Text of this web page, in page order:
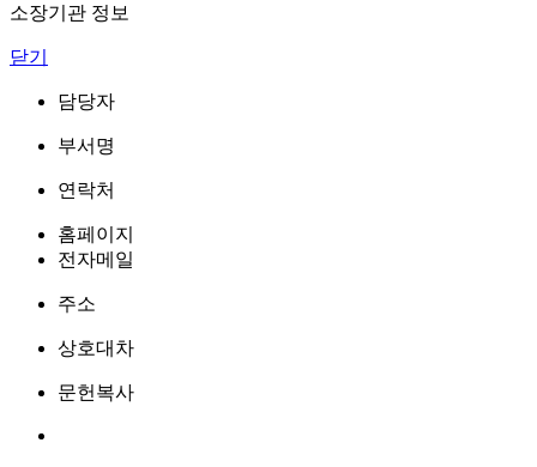
소장기관 정보
닫기
담당자
부서명
연락처
홈페이지
전자메일
주소
상호대차
문헌복사